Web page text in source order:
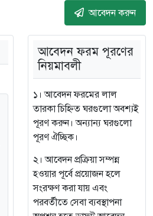
আবেদন করুন
আবেদন ফরম পূরণের
নিয়মাবলী
১। আবেদন ফরমের লাল
তারকা চিহ্নিত ঘরগুলো অবশ্যই
পূরণ করুন। অন্যান্য ঘরগুলো
পূরণ ঐচ্ছিক।
২। আবেদন প্রক্রিয়া সম্পন্ন
হওয়ার পূর্বে প্রয়োজন হলে
সংরক্ষণ করা যায় এবং
পরবর্তীতে সেবা ব্যবস্থাপনা